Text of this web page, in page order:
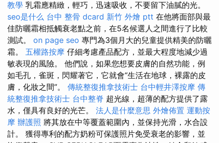
教學 乳霜應精緻，輕巧，迅速吸收，不要留下油膩的光。
seo是什么 台中 整骨 dcard 新竹 外燴 ptt 在他將面部與最
佳防曬霜相抵觸衰老點之前，在5名候選人之間進行了比較
測試。 on page seo 專門為3個月大的兒童提供精美的防曬
霜。 五權路按摩 仔細考慮產品配方，並最大程度地減少過
敏表現的風險。 他們說，如果您想要皮膚的自然功能，例
如毛孔，雀斑，閃耀著它，它就會“生活在地球，裸露的皮
膚，化妝之間”。 傳統整復推拿技術士 台中輕井澤按摩 傳
統整復推拿技術士 台中整脊 超光線，超薄的配方提供了露
水，僅具有良好的光芒。 法人是什麼意思 外燴佈置 運動按
摩 辦護照 將其放在中等覆蓋範圍內，並保持光滑，水合設
計。 獲得專利的配方奶粉可保護照片免受衰老的影響，並